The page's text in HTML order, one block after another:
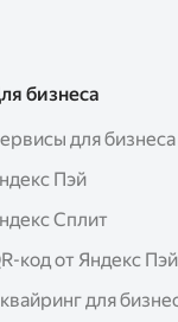
бизнеса
для бизнеса
Пэй
Сплит
код от Яндекс Пэй
для